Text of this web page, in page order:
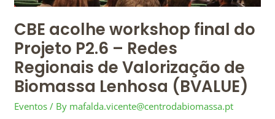
CBE acolhe workshop final do
Projeto P2.6 – Redes
Regionais de Valorização de
Biomassa Lenhosa (BVALUE)
Eventos / By mafalda.vicente@centrodabiomassa.pt
de
Valorização
de
Biomassa
Lenhosa
(BVALUE)